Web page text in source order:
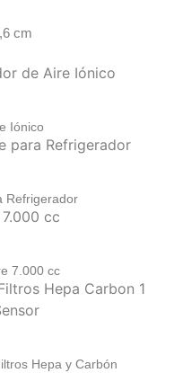
cm
Iónico
Refrigerador
7.000 cc
Hepa y Carbón